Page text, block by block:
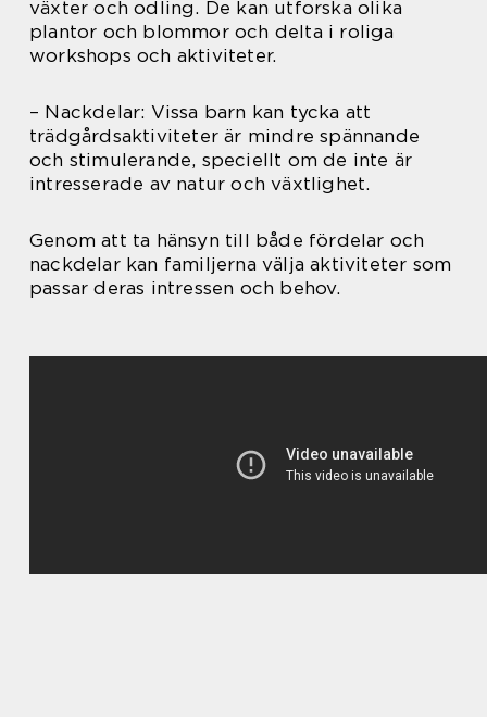
växter och odling. De kan utforska olika
plantor och blommor och delta i roliga
workshops och aktiviteter.
– Nackdelar: Vissa barn kan tycka att
trädgårdsaktiviteter är mindre spännande
och stimulerande, speciellt om de inte är
intresserade av natur och växtlighet.
Genom att ta hänsyn till både fördelar och
nackdelar kan familjerna välja aktiviteter som
passar deras intressen och behov.